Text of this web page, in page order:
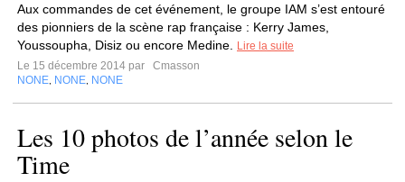
Aux commandes de cet événement, le groupe IAM s’est entouré
des pionniers de la scène rap française : Kerry James,
Youssoupha, Disiz ou encore Medine.
Lire la suite
Le 15 décembre 2014 par
Cmasson
NONE NONE NONE
Les 10 photos de l’année selon le
Time